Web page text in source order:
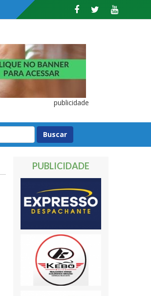
publicidade
PUBLICIDADE